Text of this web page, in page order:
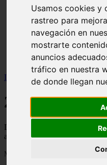
Usamos cookies y
rastreo para
navegación en
mostrarte
anuncios
tráfico en nuestra
de donde llegan
interpretes destacados
musica para flauta
noticias sobre flauta
partituras para flauta
recursos para aprender
tecnicas de flauta
tipos de flauta
Inicio
2013
2013
Descubre todas las noticias de
actualizados y contenido de
Mostrando 1 - 16 de 16 artículos